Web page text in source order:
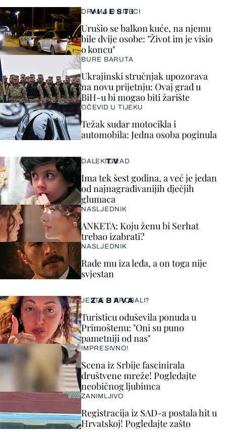
VIJESTI
DRAMA U RIJECI
Urušio se balkon kuće, na njemu
bile dvije osobe: "Život im je visio
o koncu"
BURE BARUTA
Ukrajinski stručnjak upozorava
na novu prijetnju: Ovaj grad u
BiH-u bi mogao biti žarište
OČEVID U TIJEKU
Težak sudar motocikla i
automobila: Jedna osoba poginula
ZABAVA
JESTE LI PROBALI?
Turisticu oduševila ponuda u
Primoštenu: "Oni su puno
pametniji od nas"
IMPRESIVNO!
Scena iz Srbije fascinirala
društvene mreže! Pogledajte
neobičnog ljubimca
ZANIMLJIVO
Registracija iz SAD-a postala hit u
Hrvatskoj! Pogledajte zašto
TV
DALEKI GRAD
Ima tek šest godina, a već je jedan
od najnagrađivanijih dječjih
glumaca
NASLJEDNIK
ANKETA: Koju ženu bi Serhat
trebao izabrati?
NASLJEDNIK
Rade mu iza leđa, a on toga nije
svjestan